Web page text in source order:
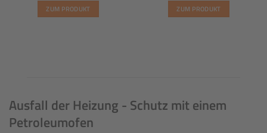
ZUM PRODUKT ZUM PRODUKT
Ausfall der Heizung - Schutz mit einem
Petroleumofen